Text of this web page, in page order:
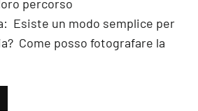
percorso
Esiste un modo semplice per
Come posso fotografare la